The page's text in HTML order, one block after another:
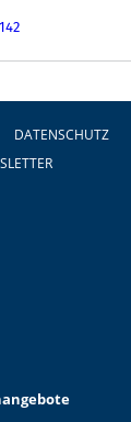
DATENSCHUTZ